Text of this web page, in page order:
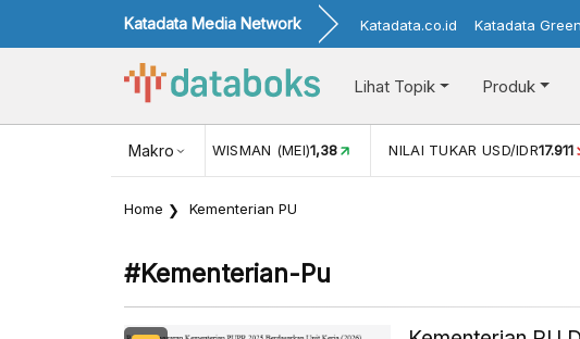
Katadata Media Network Katadata.co.id Katadata Green
Lihat Topik Produk
Makro
KUNJUNGAN WISMAN (MEI)1,38 NILAI TUKAR USD/IDR17.911
Home Kementerian PU
#kementerian-Pu